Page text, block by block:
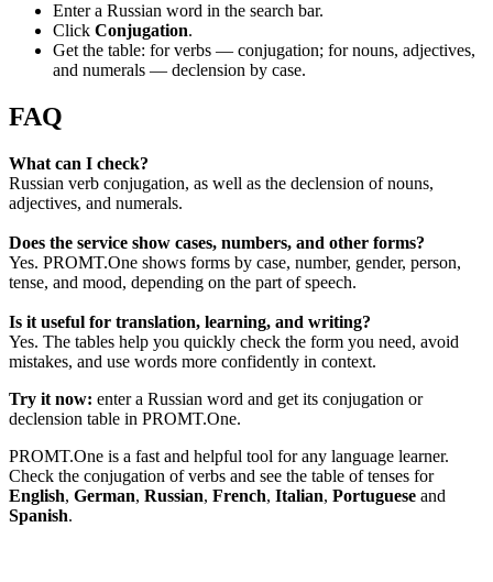
Enter a Russian word in the search bar.
Click Conjugation.
Get the table: for verbs — conjugation; for nouns, adjectives,
and numerals — declension by case.
FAQ
What can I check?
Russian verb conjugation, as well as the declension of nouns,
adjectives, and numerals.
Does the service show cases, numbers, and other forms?
Yes. PROMT.One shows forms by case, number, gender, person,
tense, and mood, depending on the part of speech.
Is it useful for translation, learning, and writing?
Yes. The tables help you quickly check the form you need, avoid
mistakes, and use words more confidently in context.
Try it now: enter a Russian word and get its conjugation or
declension table in PROMT.One.
PROMT.One is a fast and helpful tool for any language learner.
Check the conjugation of verbs and see the table of tenses for
English, German, Russian, French, Italian, Portuguese and
Spanish.